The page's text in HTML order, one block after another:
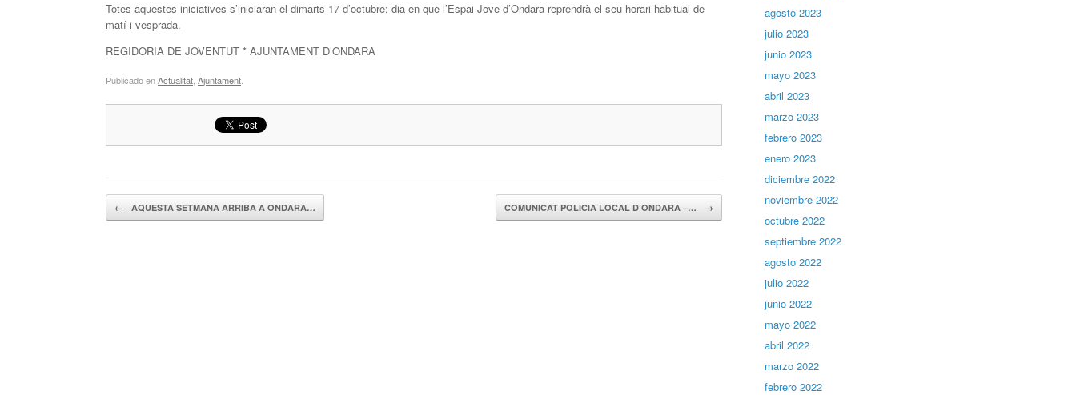
Totes aquestes iniciatives s’iniciaran el dimarts 17 d’octubre; dia en que l’Espai Jove d’Ondara reprendrà el seu horari habitual de
matí i vesprada.
REGIDORIA DE JOVENTUT * AJUNTAMENT D’ONDARA
Publicado enActualitat Ajuntament
Navegador de artículos
← AQUESTA SETMANA ARRIBA A ONDARA… COMUNICAT POLICIA LOCAL D’ONDARA –… →
agosto 2023
julio 2023
junio 2023
mayo 2023
abril 2023
marzo 2023
febrero 2023
enero 2023
diciembre 2022
noviembre 2022
octubre 2022
septiembre 2022
agosto 2022
julio 2022
junio 2022
mayo 2022
abril 2022
marzo 2022
febrero 2022